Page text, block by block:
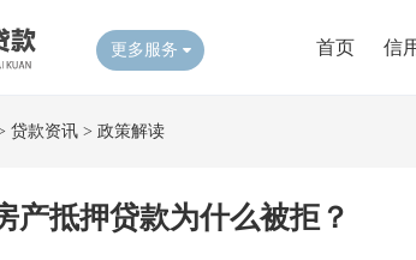
更多服务 首页 信
贷款资讯 > 政策解读
产抵押贷款为什么被拒？